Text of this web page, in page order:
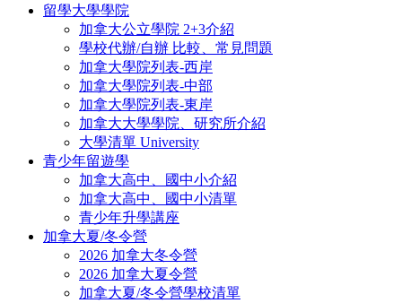
留學大學學院
加拿大公立學院 2+3介紹
學校代辦/自辦 比較、常見問題
加拿大學院列表-西岸
加拿大學院列表-中部
加拿大學院列表-東岸
加拿大大學學院、研究所介紹
大學清單 University
青少年留遊學
加拿大高中、國中小介紹
加拿大高中、國中小清單
青少年升學講座
加拿大夏/冬令營
2026 加拿大冬令營
2026 加拿大夏令營
加拿大夏/冬令營學校清單